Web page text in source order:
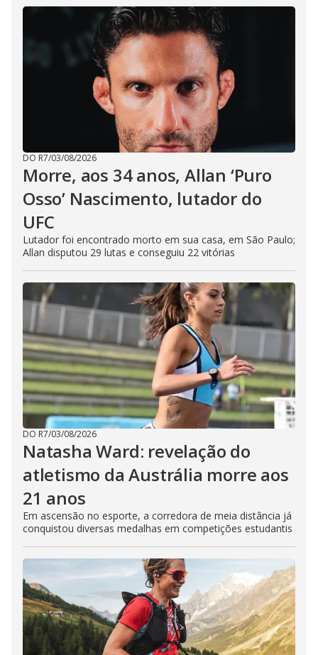
DO R7/03/08/2026
Morre, aos 34 anos, Allan ‘Puro
Osso’ Nascimento, lutador do
UFC
Lutador foi encontrado morto em sua casa, em São Paulo;
Allan disputou 29 lutas e conseguiu 22 vitórias
DO R7/03/08/2026
Natasha Ward: revelação do
atletismo da Austrália morre aos
21 anos
Em ascensão no esporte, a corredora de meia distância já
conquistou diversas medalhas em competições estudantis